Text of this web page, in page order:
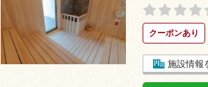
クーポンあり
施設情報